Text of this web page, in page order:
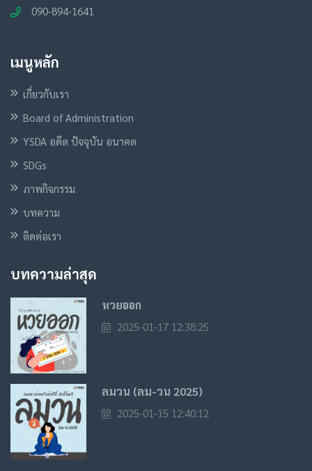
090-894-1641
เมนูหลัก
เกี่ยวกับเรา
Board of Administration
YSDA อดีต ปัจจุบัน อนาคต
SDGs
ภาพกิจกรรม
บทความ
ติดต่อเรา
บทความล่าสุด
หวยออก
2025-01-17 12:38:25
ลมวน (ลม-วน 2025)
2025-01-15 12:40:12